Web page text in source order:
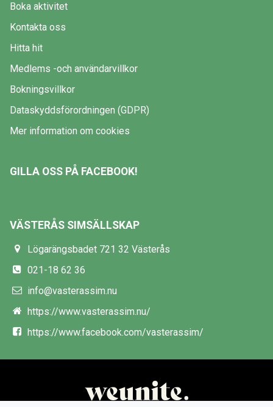
Boka aktivitet
Kontakta oss
Hitta hit
Medlems -och användarvillkor
Bokningsvillkor
Dataskyddsförordningen (GDPR)
Mer information om cookies
GILLA OSS PÅ FACEBOOK!
VÄSTERÅS SIMSÄLLSKAP
Lögarängsbadet 721 32 Västerås
021-18 62 36
info@vasterassim.nu
https://www.vasterassim.nu/
https://www.facebook.com/vasterassim/